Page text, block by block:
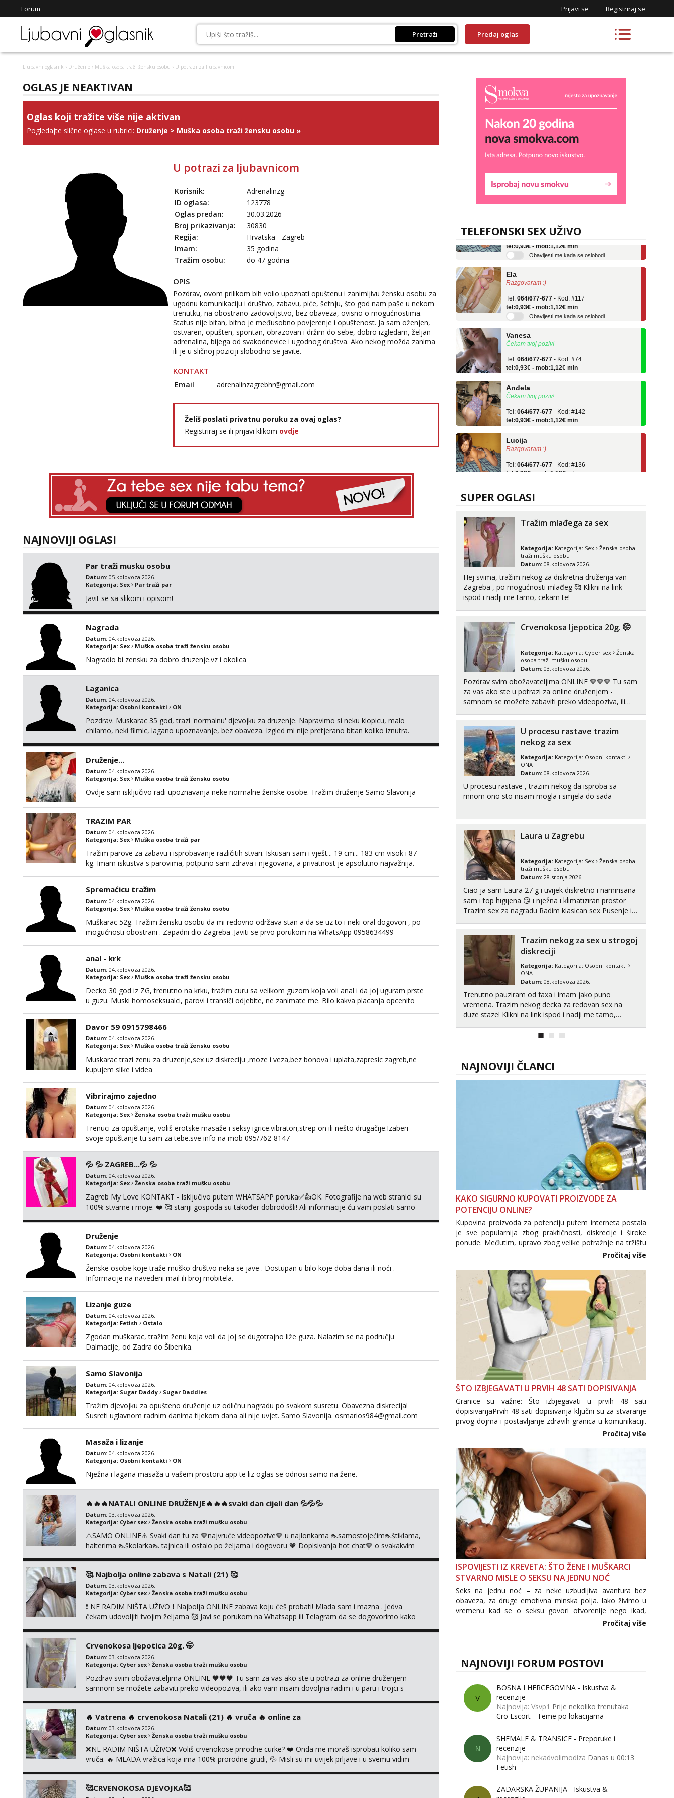
Forum Prijavi se Registriraj se
Pretraži Predaj oglas
Ljubavni oglasnik › Druženje › Muška osoba traži žensku osobu › U potrazi za ljubavnicom
OGLAS JE NEAKTIVAN
Oglas koji tražite više nije aktivan
Pogledajte slične oglase u rubrici: Druženje > Muška osoba traži žensku osobu »
U potrazi za ljubavnicom
Korisnik:
Adrenalinzg
ID oglasa:
123778
Oglas predan:
30.03.2026
Broj prikazivanja:
30830
Regija:
Hrvatska - Zagreb
Imam:
35 godina
Tražim osobu:
do 47 godina
OPIS
Pozdrav, ovom prilikom bih volio upoznati opuštenu i zanimljivu žensku osobu za
ugodnu komunikaciju i društvo, zabavu, piće, šetnju, što god nam paše u nekom
trenutku, na obostrano zadovoljstvo, bez obaveza, ovisno o mogućnostima.
Status nije bitan, bitno je međusobno povjerenje i opuštenost. Ja sam oženjen,
ostvaren, opušten, spontan, obrazovan i držim do sebe, dobro izgledam, željan
adrenalina, bijega od svakodnevice i ugodnog društva. Ako nekog možda zanima
ili je u sličnoj poziciji slobodno se javite.
KONTAKT
Email adrenalinzagrebhr@gmail.com
Želiš poslati privatnu poruku za ovaj oglas?
Registriraj se ili prijavi klikom ovdje
NAJNOVIJI OGLASI
Par traži musku osobu
Datum: 05.kolovoza 2026.
Kategorija: Sex Par traži par
Javit se sa slikom i opisom!
Nagrada
Datum: 04.kolovoza 2026.
Kategorija: Sex Muška osoba traži žensku osobu
Nagradio bi zensku za dobro druzenje.vz i okolica
Laganica
Datum: 04.kolovoza 2026.
Kategorija: Osobni kontakti ON
Pozdrav. Muskarac 35 god, trazi 'normalnu' djevojku za druzenje. Napravimo si neku klopicu, malo
chilamo, neki filmic, lagano upoznavanje, bez obaveza. Izgled mi nije pretjerano bitan koliko iznutra.
Druženje...
Datum: 04.kolovoza 2026.
Kategorija: Sex Muška osoba traži žensku osobu
Ovdje sam isključivo radi upoznavanja neke normalne ženske osobe. Tražim druženje Samo Slavonija
TRAZIM PAR
Datum: 04.kolovoza 2026.
Kategorija: Sex Muška osoba traži par
Tražim parove za zabavu i isprobavanje različitih stvari. Iskusan sam i vješt... 19 cm... 183 cm visok i 87
kg. Imam iskustva s parovima, potpuno sam zdrava i njegovana, a privatnost je apsolutno najvažnija.
Spremaćicu tražim
Datum: 04.kolovoza 2026.
Kategorija: Sex Muška osoba traži žensku osobu
Muškarac 52g. Tražim žensku osobu da mi redovno održava stan a da se uz to i neki oral dogovori , po
mogućnosti obostrani . Zapadni dio Zagreba .Javiti se prvo porukom na WhatsApp 0958634499
anal - krk
Datum: 04.kolovoza 2026.
Kategorija: Sex Muška osoba traži žensku osobu
Decko 30 god iz ZG, trenutno na krku, tražim curu sa velikom guzom koja voli anal i da joj uguram prste
u guzu. Muski homoseksualci, parovi i transiči odjebite, ne zanimate me. Bilo kakva placanja opcenito
Davor 59 0915798466
Datum: 04.kolovoza 2026.
Kategorija: Sex Muška osoba traži žensku osobu
Muskarac trazi zenu za druzenje,sex uz diskreciju ,moze i veza,bez bonova i uplata,zapresic zagreb,ne
kupujem slike i videa
Vibrirajmo zajedno
Datum: 04.kolovoza 2026.
Kategorija: Sex Ženska osoba traži mušku osobu
Trenuci za opuštanje, voliš erotske masaže i seksy igrice.vibratori,strep on ili nešto drugačije.Izaberi
svoje opuštanje tu sam za tebe.sve info na mob 095/762-8147
💦 💦 ZAGREB...💦 💦
Datum: 04.kolovoza 2026.
Kategorija: Sex Ženska osoba traži mušku osobu
Zagreb My Love KONTAKT - Isključivo putem WHATSAPP poruka✅️👍OK. Fotografije na web stranici su
100% stvarne i moje. ❤️ 🥰 stariji gospoda su također dobrodošli! Ali informacije ću vam poslati samo
Druženje
Datum: 04.kolovoza 2026.
Kategorija: Osobni kontakti ON
Ženske osobe koje traže muško društvo neka se jave . Dostupan u bilo koje doba dana ili noći .
Informacije na navedeni mail ili broj mobitela.
Lizanje guze
Datum: 04.kolovoza 2026.
Kategorija: Fetish Ostalo
Zgodan muškarac, tražim ženu koja voli da joj se dugotrajno liže guza. Nalazim se na području
Dalmacije, od Zadra do Šibenika.
Samo Slavonija
Datum: 04.kolovoza 2026.
Kategorija: Sugar Daddy Sugar Daddies
Tražim djevojku za opušteno druženje uz odličnu nagradu po svakom susretu. Obavezna diskrecija!
Susreti uglavnom radnim danima tijekom dana ali nije uvjet. Samo Slavonija. osmarios984@gmail.com
Masaža i lizanje
Datum: 04.kolovoza 2026.
Kategorija: Osobni kontakti ON
Nježna i lagana masaža u vašem prostoru app te liz oglas se odnosi samo na žene.
🔥🔥🔥NATALI ONLINE DRUŽENJE🔥🔥🔥svaki dan cijeli dan 💦💦💦
Datum: 03.kolovoza 2026.
Kategorija: Cyber sex Ženska osoba traži mušku osobu
⚠️SAMO ONLINE⚠️ Svaki dan tu za 🧡najvruće videopozive🧡 u najlonkama 👠samostojećim👠štiklama,
halterima 👠školarka👠 tajnica ili ostalo po željama i dogovoru 🧡 Dopisivanja hot chat🧡 o svakakvim
🥰 Najbolja online zabava s Natali (21) 🥰
Datum: 03.kolovoza 2026.
Kategorija: Cyber sex Ženska osoba traži mušku osobu
❗ NE RADIM NIŠTA UŽIVO ❗ Najbolja ONLINE zabava koju ćeš probati! Mlada sam i mazna . Jedva
čekam udovoljiti tvojim željama 🥰 Javi se porukom na Whatsapp ili Telagram da se dogovorimo kako
Čekam...
Crvenokosa ljepotica 20g. 🤭
Datum: 03.kolovoza 2026.
Kategorija: Cyber sex Ženska osoba traži mušku osobu
Pozdrav svim obožavateljima ONLINE 🧡🧡🧡 Tu sam za vas ako ste u potrazi za online druženjem -
samnom se možete zabaviti preko videopoziva, ili ako vam nisam dovoljna radim i u paru i trojci s
‎️‍🔥 Vatrena ‎️‍🔥 crvenokosa Natali (21) ‎️‍🔥 vruča‎ ️‍🔥 online za
Datum: 03.kolovoza 2026.
Kategorija: Cyber sex Ženska osoba traži mušku osobu
❌NE RADIM NIŠTA UŽIVO❌ Voliš crvenokose prirodne curke? ❤️ Onda me moraš isprobati koliko sam
vruča.‎ ️‍🔥 MLADA vražica koja ima 100% prorodne grudi, 💦 Misli su mi uvijek prljave i u svemu vidim
dovoljna uvije...
🥰CRVENOKOSA DJEVOJKA🥰
TELEFONSKI SEX UŽIVO
Lucija
Tel:064/677-677 - Kod: #136
tel:0,93€ - mob:1,12€ min
Obavijesti me kada se oslobodi
Razgovaram :)
tel:0,93€ - mob:1,12€ min
Obavijesti me kada se oslobodi
Čekam tvoj poziv!
tel:0,93€ - mob:1,12€ min
Čekam tvoj poziv!
tel:0,93€ - mob:1,12€ min
Razgovaram :)
tel:0,93€ - mob:1,12€ min
Obavijesti me kada se oslobodi
Razgovaram :)
tel:0,93€ - mob:1,12€ min
Vanesa
Tel:064/677-677 - Kod: #74
tel:0,93€ - mob:1,12€ min
Tel: 064/677-677- Kod: #142
tel:0,93€ - mob:1,12€ min
SUPER OGLASI
Tražim mlađega za sex
Kategorija: Kategorija: Sex
Ženska osoba
traži mušku osobu
Datum: 08.kolovoza 2026.
Hej svima, tražim nekog za diskretna druženja van
Zagreba , po mogućnosti mlađeg 🥰 Klikni na link
ispod i nadji me tamo, cekam te!
Crvenokosa ljepotica 20g. 🤭
Kategorija: Kategorija: Cyber sex
Ženska
osoba traži mušku osobu
Datum: 03.kolovoza 2026.
Pozdrav svim obožavateljima ONLINE 🧡🧡🧡 Tu sam
za vas ako ste u potrazi za online druženjem -
samnom se možete zabaviti preko videopoziva, ili
tipkanja uz slike i hot line pozive. Za vas sam
pripremila ...
U procesu rastave trazim
nekog za sex
Kategorija: Kategorija: Osobni kontakti
ONA
Datum: 08.kolovoza 2026.
U procesu rastave , trazim nekog da isproba sa
mnom ono sto nisam mogla i smjela do sada
Laura u Zagrebu
Kategorija: Kategorija: Sex
Ženska osoba
traži mušku osobu
Datum: 28.srpnja 2026.
Ciao ja sam Laura 27 g i uvijek diskretno i namirisana
sam i top higijena 😘 i nježna i klimatiziran prostor
Trazim sex za nagradu Radim klasican sex Pusenje i
neljubim se Wha...Trazim nekog za sex u strogoj
diskreciji
Kategorija: Kategorija: Osobni kontakti
ONA
Datum: 08.kolovoza 2026.
Trenutno pauziram od faxa i imam jako puno
vremena. Trazim nekog decka za redovan sex na
duze staze! Klikni na link ispod i nadji me tamo,
NAJNOVIJI ČLANCI
KAKO SIGURNO KUPOVATI PROIZVODE ZA
POTENCIJU ONLINE?
Kupovina proizvoda za potenciju putem interneta postala
je sve popularnija zbog praktičnosti, diskrecije i široke
ponude. Međutim, upravo zbog velike potražnje na tržištu
se pojavljuju i brojni krivotvoreni proizvodi, nepouzdane
internetske trgovine te proizvodi nepoznatog podrijetla. ...
Pročitaj više
ŠTO IZBJEGAVATI U PRVIH 48 SATI DOPISIVANJA
Granice su važne: Što izbjegavati u prvih 48 sati
dopisivanjaPrvih 48 sati dopisivanja ključni su za stvaranje
prvog dojma i postavljanje zdravih granica u komunikaciji.
Važno je izbjeći prebrzo otkrivanje osobnih ili intimnih
informacija, jer nepoznata osoba još nije zaslužila to
povjerenje. Takođe...
Pročitaj više
ISPOVIJESTI IZ KREVETA: ŠTO ŽENE I MUŠKARCI
STVARNO MISLE O SEKSU NA JEDNU NOĆ
Seks na jednu noć – za neke uzbudljiva avantura bez
obaveza, za druge emotivna minska polja. Iako živimo u
vremenu kad se o seksu govori otvorenije nego ikad,
tema „jedne noći strasti“ i dalje izaziva burne rasprave. Što
Pročitaj više
NAJNOVIJI FORUM POSTOVI
V
BOSNA I HERCEGOVINA - Iskustva &
recenzije
Najnovija: Vsvp1 Prije nekoliko trenutaka
Cro Escort - Teme po lokacijama
N
SHEMALE & TRANSICE - Preporuke i
recenzije
Najnovija: nekadvolimodiza Danas u 00:13
Fetish
ZADARSKA ŽUPANIJA - Iskustva &